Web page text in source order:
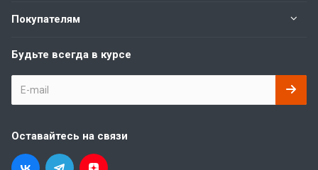
Покупателям
Будьте всегда в курсе
Оставайтесь на связи